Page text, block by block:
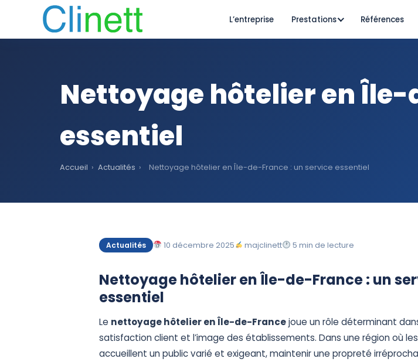
L’entreprise Prestations Références
Nettoyage hôtelier en
essentiel
Accueil › Actualités › Nettoyage hôtelier en Île-de-France : un service essentiel
Actualités 10 décembre 2025 majclinett 5 min de lecture
Nettoyage hôtelier en Île-de-France : un
essentiel
Le nettoyage hôtelier en Île-de-Francejoue un rôle déterminant
satisfaction client et l’image des établissements. Dans une région où
accueillent un public varié et exigeant, maintenir une propreté